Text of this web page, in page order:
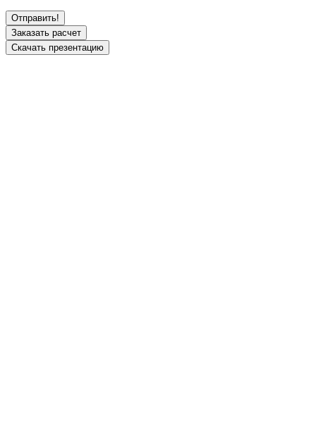
Заказать расчет
Скачать презентацию